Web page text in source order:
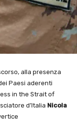
scorso, alla presenza
Paesi aderenti
in the Strait of
d’Italia Nicola